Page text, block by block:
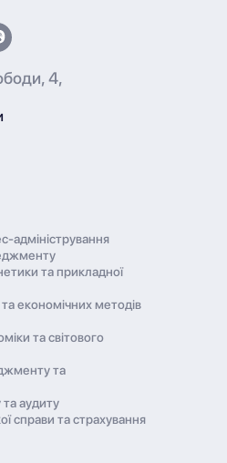
4,
адміністрування
та прикладної
економічних методів
та світового
та
аудиту
справи та страхування